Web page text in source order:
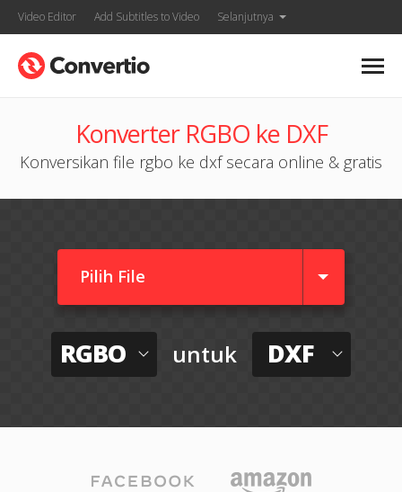
Video Editor Add Subtitles to Video Selanjutnya
Konverter RGBO ke DXF
Konversikan file rgbo ke dxf secara online & gratis
Pilih File
RGBO untuk DXF